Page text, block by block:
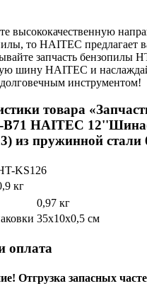
высококачественную
то HAITEC предлагает
запчасть бензопилы
шину HAITEC и
инструментом!
товара
B71 HAITEC
из пружинной стали
KS126
кг
0,97 кг
35х10х0,5 см
оплата
Отгрузка запасных